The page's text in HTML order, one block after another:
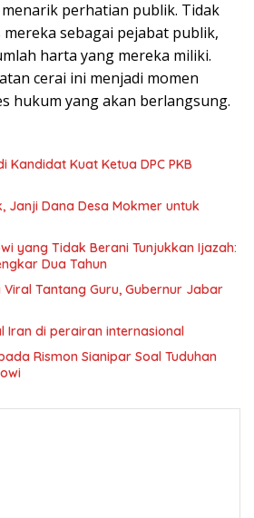
perhatian publik. Tidak
sebagai pejabat publik,
harta yang mereka miliki.
cerai ini menjadi momen
hukum yang akan berlangsung.
Kandidat Kuat Ketua DPC PKB
Janji Dana Desa Mokmer untuk
yang Tidak Berani Tunjukkan Ijazah:
Dua Tahun
Viral Tantang Guru, Gubernur Jabar
Iran di perairan internasional
Rismon Sianipar Soal Tuduhan